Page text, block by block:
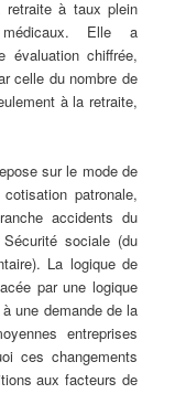
retraite à taux plein
Elle a
évaluation chiffrée,
celle du nombre de
à la retraite,
sur le mode de
patronale,
accidents du
sociale (du
La logique de
par une logique
une demande de la
entreprises
ces changements
aux facteurs de